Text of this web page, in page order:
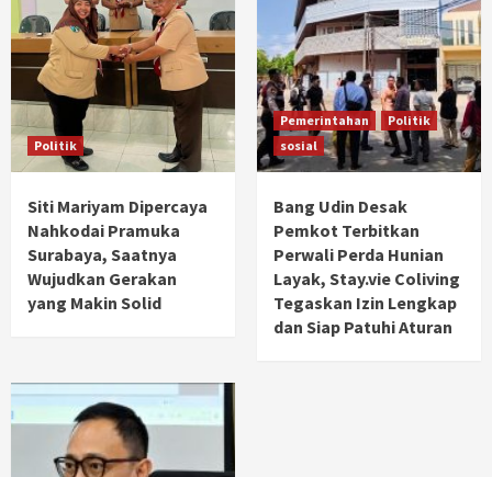
Politik
Siti Mariyam Dipercaya
Nahkodai Pramuka
Surabaya, Saatnya
Wujudkan Gerakan
yang Makin Solid
Pemerintahan
Politik
sosial
Bang Udin Desak
Pemkot Terbitkan
Perwali Perda Hunian
Layak, Stay.vie Coliving
Tegaskan Izin Lengkap
dan Siap Patuhi Aturan